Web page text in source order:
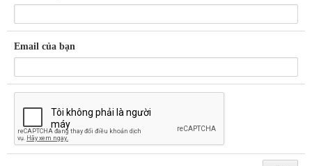
Email của bạn